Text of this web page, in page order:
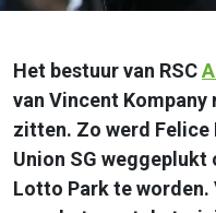
Het bestuur van RSC
van Vincent
zitten. Zo werd
Union SG
Lotto Park te